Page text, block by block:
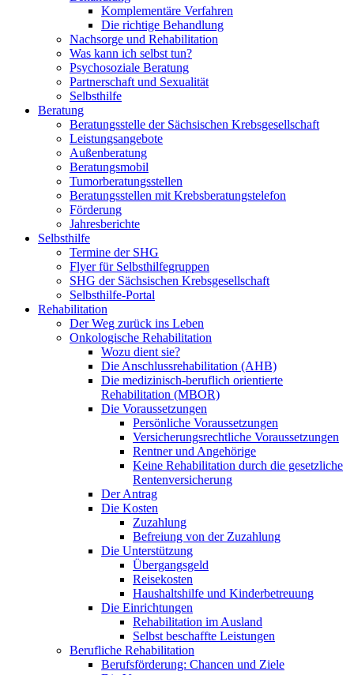
Komplementäre Verfahren
Die richtige Behandlung
Nachsorge und Rehabilitation
Was kann ich selbst tun?
Psychosoziale Beratung
Partnerschaft und Sexualität
Selbsthilfe
Beratung
Beratungsstelle der Sächsischen Krebsgesellschaft
Leistungsangebote
Außenberatung
Beratungsmobil
Tumorberatungsstellen
Beratungsstellen mit Krebsberatungstelefon
Förderung
Jahresberichte
Selbsthilfe
Termine der SHG
Flyer für Selbsthilfegruppen
SHG der Sächsischen Krebsgesellschaft
Selbsthilfe-Portal
Rehabilitation
Der Weg zurück ins Leben
Onkologische Rehabilitation
Wozu dient sie?
Die Anschlussrehabilitation (AHB)
Die medizinisch-beruflich orientierte
Rehabilitation (MBOR)
Die Voraussetzungen
Persönliche Voraussetzungen
Versicherungsrechtliche Voraussetzungen
Rentner und Angehörige
Keine Rehabilitation durch die gesetzliche
Rentenversicherung
Der Antrag
Die Kosten
Zuzahlung
Befreiung von der Zuzahlung
Die Unterstützung
Übergangsgeld
Reisekosten
Haushaltshilfe und Kinderbetreuung
Die Einrichtungen
Rehabilitation im Ausland
Selbst beschaffte Leistungen
Berufliche Rehabilitation
Berufsförderung: Chancen und Ziele